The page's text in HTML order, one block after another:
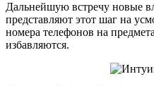
Дальнейшую встречу новые
представляют этот шаг на
номера телефонов на
избавляются.